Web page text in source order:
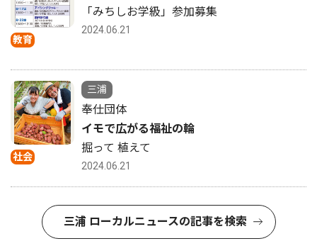
教育
「みちしお学級」参加募集
2024.06.21
社会
三浦
奉仕団体
イモで広がる福祉の輪
掘って 植えて
2024.06.21
三浦 ローカルニュースの記事を検索